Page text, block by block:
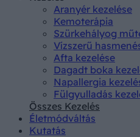
Aranyér kezelése
Kemoterápia
Szürkehályog
Vízszerű
Afta kezelése
Dagadt boka
Napallergia
Fülgyulladás
Összes Kezelés
Életmódváltás
Kutatás